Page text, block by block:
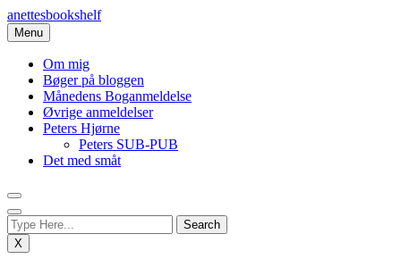
Skip
to
content
anettesbookshelf
Menu
Om mig
Bøger på bloggen
Månedens Boganmeldelse
Øvrige anmeldelser
Peters Hjørne
Peters SUB-PUB
Det med småt
X